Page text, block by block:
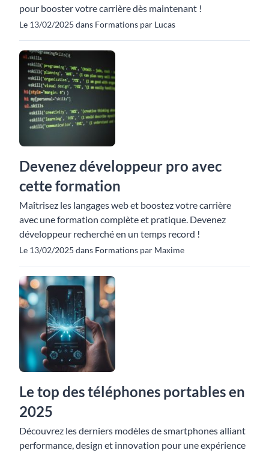
pour booster votre carrière dès maintenant !
Le 13/02/2025 dans Formations par Lucas
Devenez développeur pro avec
cette formation
Maîtrisez les langages web et boostez votre carrière
avec une formation complète et pratique. Devenez
développeur recherché en un temps record !
Le 13/02/2025 dans Formations par Maxime
Le top des téléphones portables en
2025
Découvrez les derniers modèles de smartphones alliant
performance, design et innovation pour une expérience